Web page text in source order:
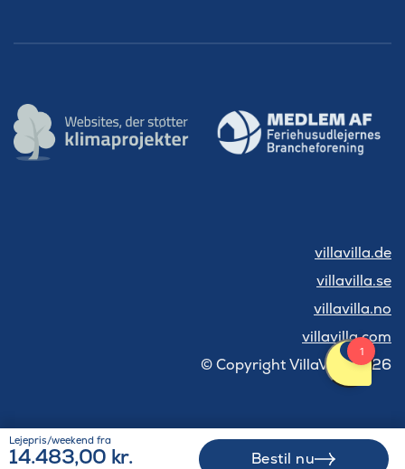
villavilla.de
villavilla.se
villavilla.no
villavilla.com
© Copyright VillaVilla 2026
Lejepris/weekend fra
14.483,00 kr. Bestil nu